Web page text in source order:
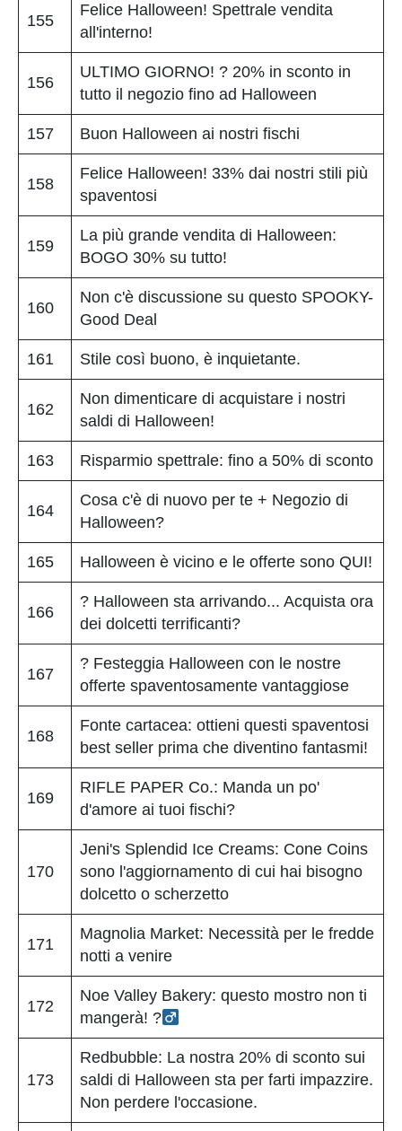
155
Felice Halloween! Spettrale vendita
all'interno!
156
ULTIMO GIORNO! ? 20% in sconto in
tutto il negozio fino ad Halloween
157 Buon Halloween ai nostri fischi
158
Felice Halloween! 33% dai nostri stili più
spaventosi
159
La più grande vendita di Halloween:
BOGO 30% su tutto!
160
Non c'è discussione su questo SPOOKY-
Good Deal
161 Stile così buono, è inquietante.
162
Non dimenticare di acquistare i nostri
saldi di Halloween!
163 Risparmio spettrale: fino a 50% di sconto
164
Cosa c'è di nuovo per te + Negozio di
Halloween?
165 Halloween è vicino e le offerte sono QUI!
166
? Halloween sta arrivando... Acquista ora
dei dolcetti terrificanti?
167
? Festeggia Halloween con le nostre
offerte spaventosamente vantaggiose
168
Fonte cartacea: ottieni questi spaventosi
best seller prima che diventino fantasmi!
169
RIFLE PAPER Co.: Manda un po'
d'amore ai tuoi fischi?
170
Jeni's Splendid Ice Creams: Cone Coins
sono l'aggiornamento di cui hai bisogno
dolcetto o scherzetto
171
Magnolia Market: Necessità per le fredde
notti a venire
172
Noe Valley Bakery: questo mostro non ti
mangerà! ?‍
173
Redbubble: La nostra 20% di sconto sui
saldi di Halloween sta per farti impazzire.
Non perdere l'occasione.